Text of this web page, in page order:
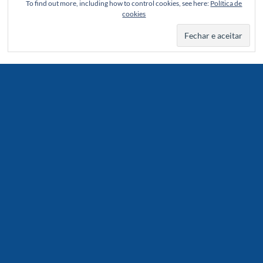
To find out more, including how to control cookies, see here: Política de
cookies